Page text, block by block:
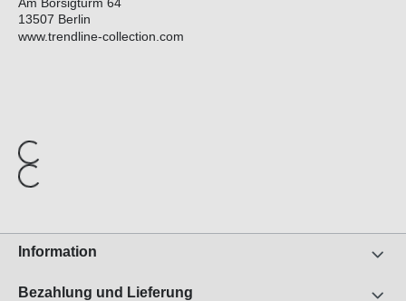
13507 Berlin
www.trendline-collection.com
Information
Bezahlung und Lieferung